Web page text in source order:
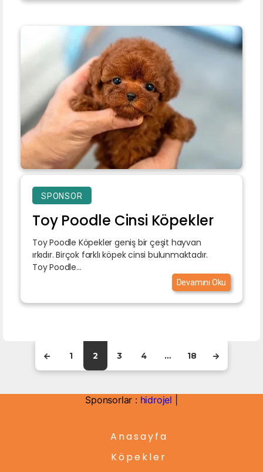
SPONSOR
Toy Poodle Cinsi Köpekler
Toy Poodle Köpekler geniş bir çeşit hayvan
ırkıdır. Birçok farklı köpek cinsi bulunmaktadır.
Toy Poodle...
Devamını Oku
1 2 3 4 … 18
Sponsorlar : hidrojel
Anasayfa
Köpekler